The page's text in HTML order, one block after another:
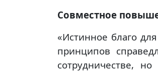
Совместное
«Истинное благо
принципов
сотрудничестве,